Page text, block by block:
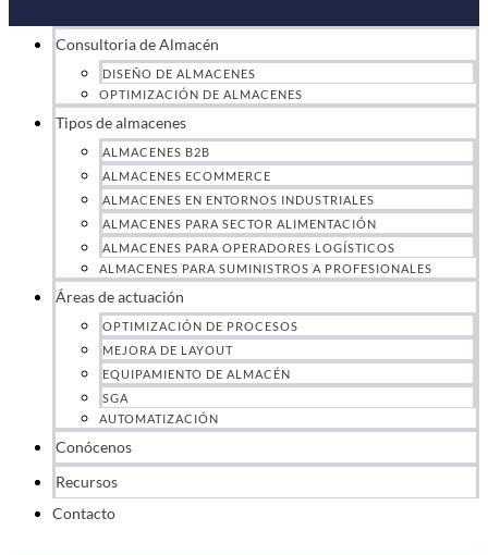
Consultoria de Almacén
DISEÑO DE ALMACENES
OPTIMIZACIÓN DE ALMACENES
Tipos de almacenes
ALMACENES B2B
ALMACENES ECOMMERCE
ALMACENES EN ENTORNOS INDUSTRIALES
ALMACENES PARA SECTOR ALIMENTACIÓN
ALMACENES PARA OPERADORES LOGÍSTICOS
ALMACENES PARA SUMINISTROS A PROFESIONALES
Áreas de actuación
OPTIMIZACIÓN DE PROCESOS
MEJORA DE LAYOUT
EQUIPAMIENTO DE ALMACÉN
SGA
AUTOMATIZACIÓN
Conócenos
Recursos
Contacto